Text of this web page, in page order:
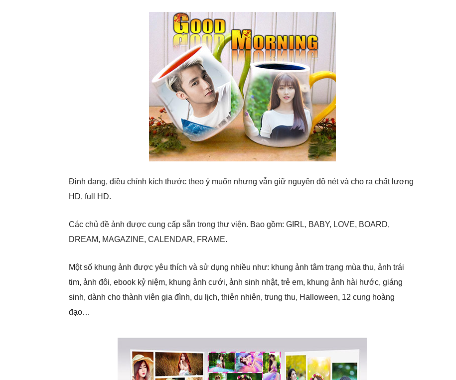
Định dạng, điều chỉnh kích thước theo ý muốn nhưng vẫn giữ nguyên độ nét và cho ra chất lượng
HD, full HD.
Các chủ đề ảnh được cung cấp sẵn trong thư viện. Bao gồm: GIRL, BABY, LOVE, BOARD,
DREAM, MAGAZINE, CALENDAR, FRAME.
Một số khung ảnh được yêu thích và sử dụng nhiều như: khung ảnh tâm trạng mùa thu, ảnh trái
tim, ảnh đôi, ebook kỷ niệm, khung ảnh cưới, ảnh sinh nhật, trẻ em, khung ảnh hài hước, giáng
sinh, dành cho thành viên gia đình, du lịch, thiên nhiên, trung thu, Halloween, 12 cung hoàng
đạo…